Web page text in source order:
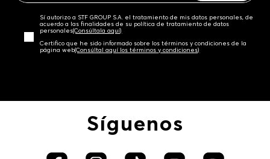
Sí autorizo a STF GROUP S.A. el tratamiento de mis datos personales, de
acuerdo a las finalidades de su política de tratamiento de datos
personales‎(Consúltala aquí)
Certifico que he sido informado sobre los términos y condiciones de la
página web‎(Consúltal aquí los términos y condiciones)
Síguenos